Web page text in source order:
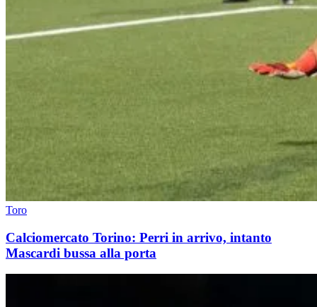
Toro
Calciomercato Torino: Perri in arrivo, intanto
Mascardi bussa alla porta